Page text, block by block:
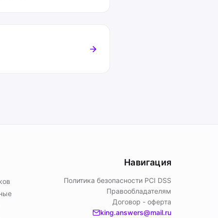
Навигация
Политика безопасности PСI DSS
Правообладателям
Договор - оферта
king.answers@mail.ru